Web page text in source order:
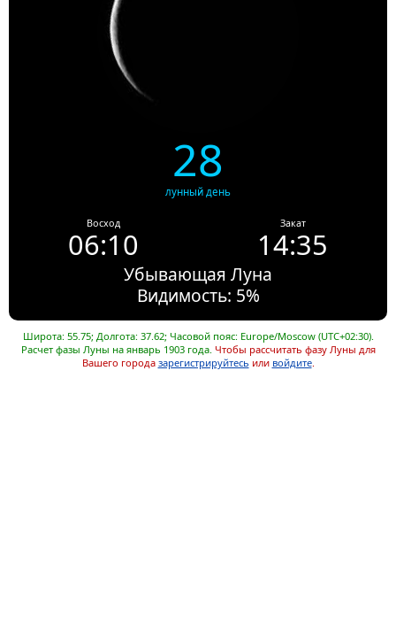
28
лунный день
Восход
06:10
Закат
14:35
Убывающая Луна
Видимость: 5%
Широта: 55.75; Долгота: 37.62; Часовой пояс: Europe/Moscow (UTC+02:30).
Расчет фазы Луны на январь 1903 года. Чтобы рассчитать фазу Луны для
Вашего города зарегистрируйтесь или войдите.